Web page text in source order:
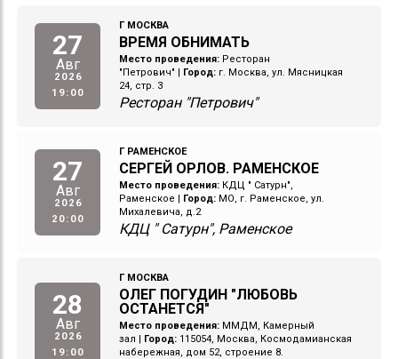
27
Авг
2026
19:00
Г МОСКВА
ВРЕМЯ ОБНИМАТЬ
Место проведения: Ресторан
"Петрович" | Город: г. Москва, ул. Мясницкая
24, стр. 3
Ресторан "Петрович"
27
Авг
2026
20:00
Г РАМЕНСКОЕ
СЕРГЕЙ ОРЛОВ. РАМЕНСКОЕ
Место проведения: КДЦ " Сатурн",
Раменское | Город: МО, г. Раменское, ул.
Михалевича, д.2
КДЦ " Сатурн", Раменское
28
Авг
2026
19:00
Г МОСКВА
ОЛЕГ ПОГУДИН "ЛЮБОВЬ
ОСТАНЕТСЯ"
Место проведения: ММДМ, Камерный
зал | Город: 115054, Москва, Космодамианская
набережная, дом 52, строение 8.